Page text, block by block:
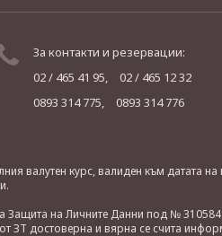
За контакти и резервации:
02 / 465 41 95,
02 / 465 12 32
0893 314 775,
0893 314 776
валутен курс, валиден към
на Личните Данни под №
достоверна и вярна се счита